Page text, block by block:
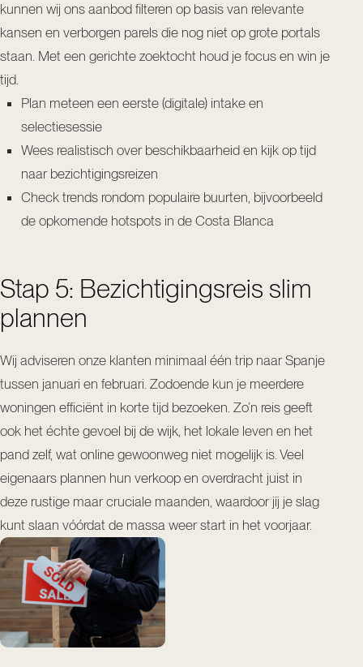
kunnen wij ons aanbod filteren op basis van relevante
kansen en verborgen parels die nog niet op grote portals
staan. Met een gerichte zoektocht houd je focus en win je
tijd.
Plan meteen een eerste (digitale) intake en
selectiesessie
Wees realistisch over beschikbaarheid en kijk op tijd
naar bezichtigingsreizen
Check trends rondom populaire buurten, bijvoorbeeld
de opkomende hotspots in de Costa Blanca
Stap 5: Bezichtigingsreis slim
plannen
Wij adviseren onze klanten minimaal één trip naar Spanje
tussen januari en februari. Zodoende kun je meerdere
woningen efficiënt in korte tijd bezoeken. Zo’n reis geeft
ook het échte gevoel bij de wijk, het lokale leven en het
pand zelf, wat online gewoonweg niet mogelijk is. Veel
eigenaars plannen hun verkoop en overdracht juist in
deze rustige maar cruciale maanden, waardoor jij je slag
kunt slaan vóórdat de massa weer start in het voorjaar.